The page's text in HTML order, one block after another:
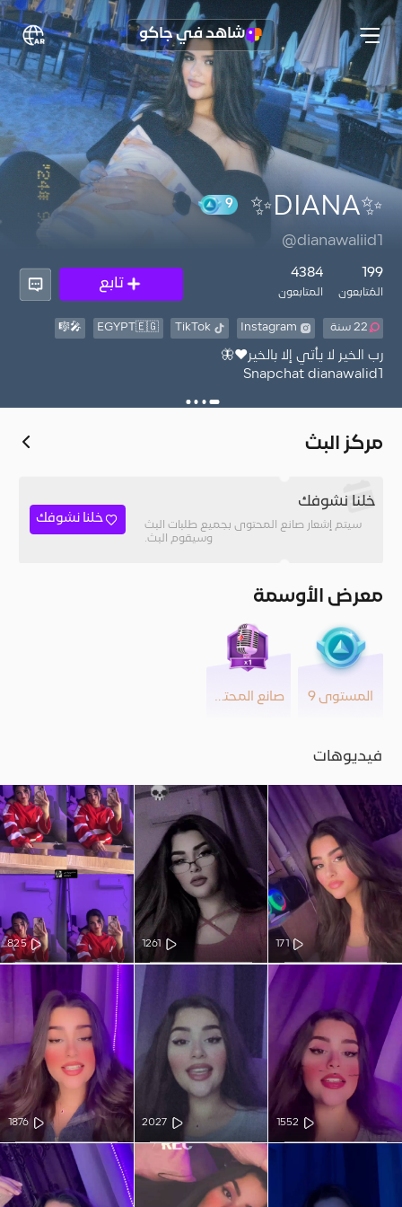
شاهد في جاكو
✨DIANA✨
@dianawaliid1
199
المُتابعون
4384
المتابعون
تابع
22 سنة TikTok
EGYPT🇪🇬
🎤🎼
Snapchat dianawalid1
مركز البث
خلنا نشوفك
سيتم إشعار صانع المحتوى بجميع طلبات البث
وسيقوم البث.
خلنا نشوفك
معرض الأوسمة
المستوى 9 صانع المحتوى
فيديوهات
171
1261
825
1552
2027
1876